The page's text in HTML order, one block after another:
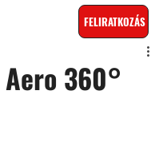
FELIRATKOZÁS
360°